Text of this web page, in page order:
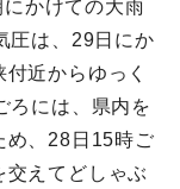
かけての大雨
圧は、29日にか
近からゆっく
ろには、県内を
め、28日15時ご
交えてどしゃぶ